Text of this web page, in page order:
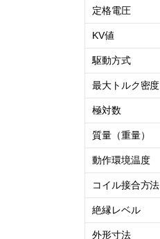
定格電圧
KV値
駆動方式
最大トルク密度
極対数
質量（重量）
動作環境温度
コイル接合方法
絶縁レベル
外形寸法